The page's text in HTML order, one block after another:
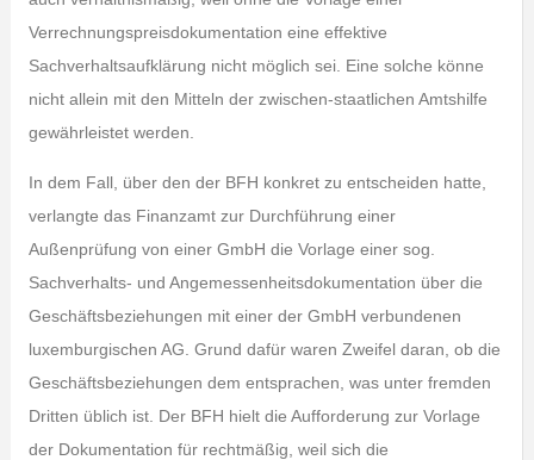
Verrechnungspreisdokumentation eine effektive
Sachverhaltsaufklärung nicht möglich sei. Eine solche könne
nicht allein mit den Mitteln der zwischen-staatlichen Amtshilfe
gewährleistet werden.
In dem Fall, über den der BFH konkret zu entscheiden hatte,
verlangte das Finanzamt zur Durchführung einer
Außenprüfung von einer GmbH die Vorlage einer sog.
Sachverhalts- und Angemessenheitsdokumentation über die
Geschäftsbeziehungen mit einer der GmbH verbundenen
luxemburgischen AG. Grund dafür waren Zweifel daran, ob die
Geschäftsbeziehungen dem entsprachen, was unter fremden
Dritten üblich ist. Der BFH hielt die Aufforderung zur Vorlage
der Dokumentation für rechtmäßig, weil sich die